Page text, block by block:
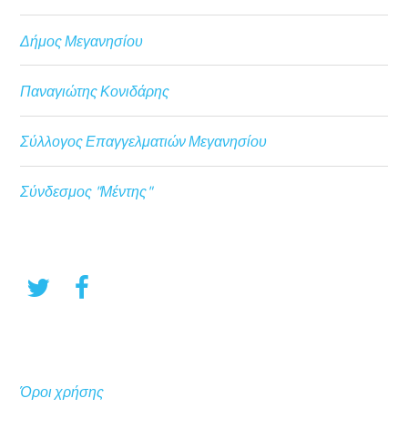
Δήμος Μεγανησίου
Παναγιώτης Κονιδάρης
Σύλλογος Επαγγελματιών Μεγανησίου
Σύνδεσμος "Μέντης"
Όροι χρήσης